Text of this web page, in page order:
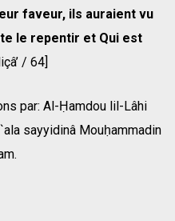
faveur, ils auraient vu
le repentir et Qui est
/ 64]
par: Al-Ḥamdou lil-Lâhi
sayyidinâ Mouḥammadin